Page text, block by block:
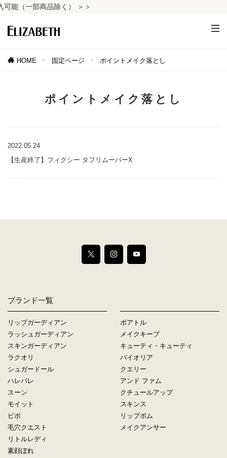
能（一部商品除く） ＞＞
HOME 固定ページ ポイントメイク落とし
ポイントメイク落とし
2022.05.24
【生産終了】フィクシー タフリムーバーX
ブランド一覧
リップガーディアン
ラッシュガーディアン
スキンガーディアン
ラクオリ
シュガードール
ハレバレ
スーン
モイット
ビボ
毛穴クエスト
リトルレディ
素顔ぼれ
ポアトル
メイクキープ
キューティ・キューティ
バイオリア
クエリー
アンド ファム
クチュールアップ
スキンス
リップボム
メイクアンサー